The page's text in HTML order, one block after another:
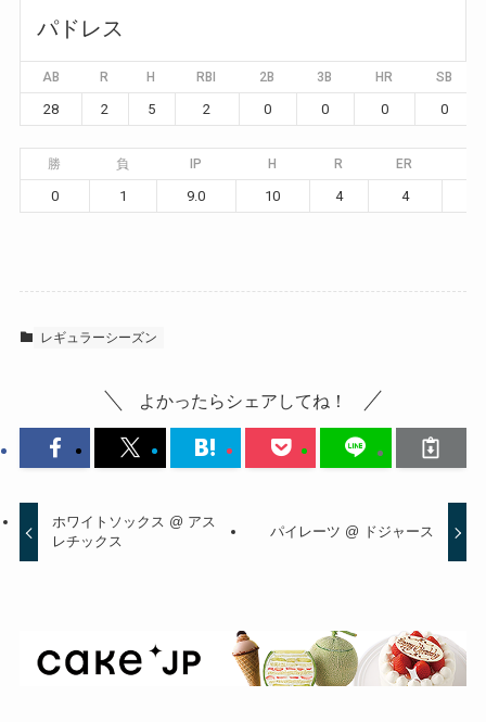
パドレス
AB R H RBI 2B 3B HR SB
28 2 5 2 0 0 0 0
勝 負 IP H R ER
0 1 9.0 10 4 4
レギュラーシーズン
よかったらシェアしてね！
ホワイトソックス @ アス
レチックス
パイレーツ @ ドジャース